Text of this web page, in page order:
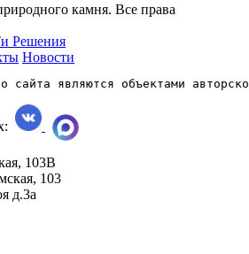
камня. Все права
Решения
Новости
сайта являются объектами
103В
103
д.3а